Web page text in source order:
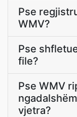
Pse
WMV?
Pse
file?
Pse WMV
vjetra?